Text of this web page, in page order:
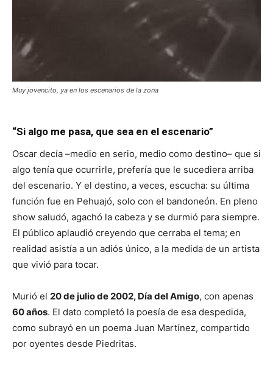
Muy jovencito, ya en los escenarios de la zona
“Si algo me pasa, que sea en el escenario”
Oscar decía –medio en serio, medio como destino– que si
algo tenía que ocurrirle, prefería que le sucediera arriba
del escenario. Y el destino, a veces, escucha: su última
función fue en Pehuajó, solo con el bandoneón. En pleno
show saludó, agachó la cabeza y se durmió para siempre.
El público aplaudió creyendo que cerraba el tema; en
realidad asistía a un adiós único, a la medida de un artista
que vivió para tocar.
Murió el 20 de julio de 2002, Día del Amigo, con apenas
60 años. El dato completó la poesía de esa despedida,
como subrayó en un poema Juan Martínez, compartido
por oyentes desde Piedritas.